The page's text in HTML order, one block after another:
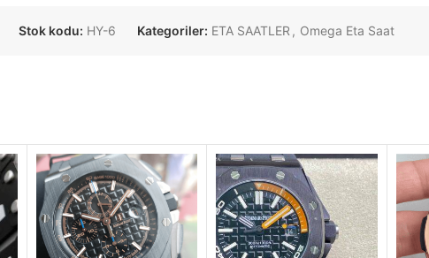
Stok kodu: HY-6 Kategoriler: ETA SAATLER , Omega Eta Saat